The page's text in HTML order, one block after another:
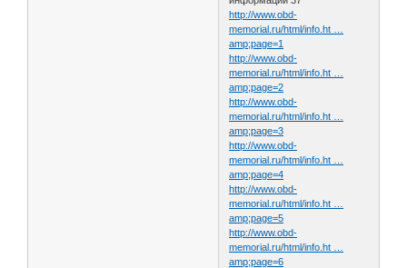
http://www.obd-
memorial.ru/html/info.ht …
amp;page=1
http://www.obd-
memorial.ru/html/info.ht …
amp;page=2
http://www.obd-
memorial.ru/html/info.ht …
amp;page=3
http://www.obd-
memorial.ru/html/info.ht …
amp;page=4
http://www.obd-
memorial.ru/html/info.ht …
amp;page=5
http://www.obd-
memorial.ru/html/info.ht …
amp;page=6